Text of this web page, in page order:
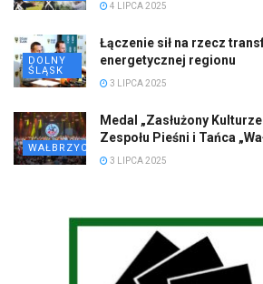
4 LIPCA 2025
DOLNY
ŚLĄSK
Łączenie sił na rzecz
energetycznej regionu
3 LIPCA 2025
WAŁBRZYCH
Medal „Zasłużony
Zespołu Pieśni i Tańca
3 LIPCA 2025